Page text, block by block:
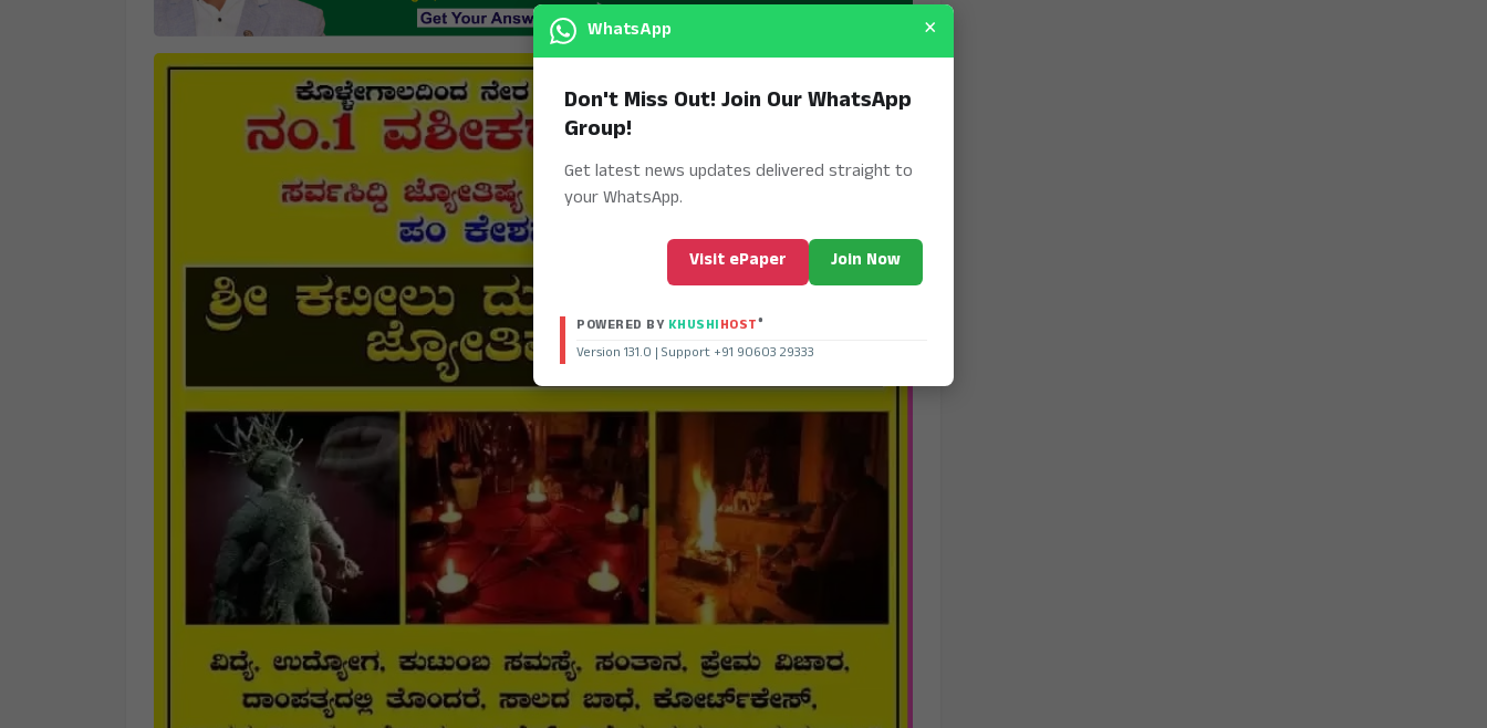
WhatsApp ×
Don't Miss Out! Join Our WhatsApp
Group!
Get latest news updates delivered straight to
your WhatsApp.
Visit ePaper Join Now
POWERED BY KHUSHIHOST®
Version 131.0 | Support +91 90603 29333